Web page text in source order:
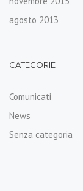
agosto 2013
CATEGORIE
Comunicati
News
Senza categoria